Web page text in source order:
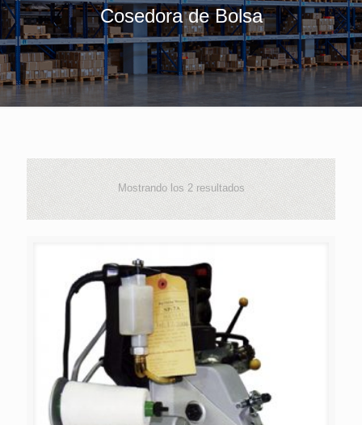
Cosedora de Bolsa
Mostrando los 2 resultados